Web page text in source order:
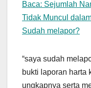
Baca: Sejumlah
Tidak Muncul
Sudah melapor?
“saya sudah
bukti laporan harta
ungkapnya serta